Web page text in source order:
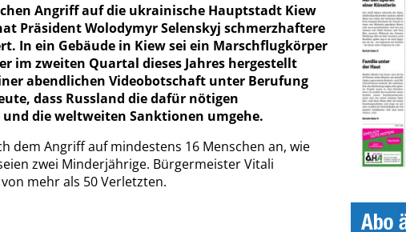
Angriff auf die ukrainische Hauptstadt Kiew
Präsident Wolodymyr Selenskyj schmerzhaftere
In ein Gebäude in Kiew sei ein Marschflugkörper
im zweiten Quartal dieses Jahres hergestellt
abendlichen Videobotschaft unter Berufung
dass Russland die dafür nötigen
die weltweiten Sanktionen umgehe.
dem Angriff auf mindestens 16 Menschen an, wie
zwei Minderjährige. Bürgermeister Vitali
mehr als 50 Verletzten.